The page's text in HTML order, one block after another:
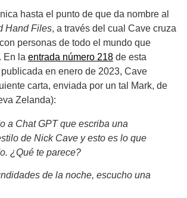
hasta el punto de que da nombre al
Hand Files, a través del cual Cave cruza
personas de todo el mundo que
En la entrada número 218 de esta
en enero de 2023, Cave
carta, enviada por un tal Mark, de
Zelanda):
a Chat GPT que escriba una
de Nick Cave y esto es lo que
¿Qué te parece?
de la noche, escucho una